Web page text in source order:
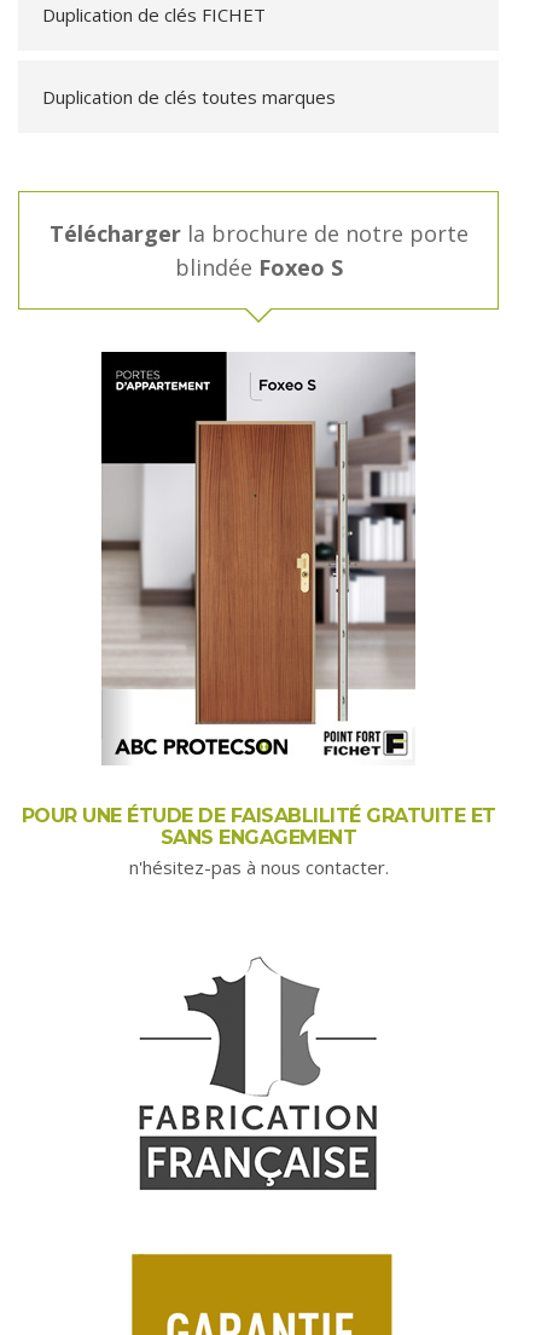
Duplication de clés FICHET
Duplication de clés toutes marques
Téléchargerla brochure de notre porte
blindée Foxeo S
POUR UNE ÉTUDE DE FAISABLILITÉ GRATUITE ET
SANS ENGAGEMENT
n'hésitez-pas à nous contacter.